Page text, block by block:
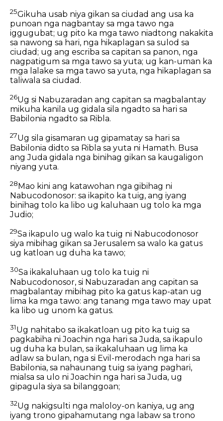
25Gikuha usab niya gikan sa ciudad ang usa ka
punoan nga nagbantay sa mga tawo nga
iggugubat; ug pito ka mga tawo niadtong nakakita
sa nawong sa hari, nga hikaplagan sa sulod sa
ciudad; ug ang escriba sa capitan sa panon, nga
nagpatigum sa mga tawo sa yuta; ug kan-uman ka
mga lalake sa mga tawo sa yuta, nga hikaplagan sa
taliwala sa ciudad.
26Ug si Nabuzaradan ang capitan sa magbalantay
mikuha kanila ug gidala sila ngadto sa hari sa
Babilonia ngadto sa Ribla.
27Ug sila gisamaran ug gipamatay sa hari sa
Babilonia didto sa Ribla sa yuta ni Hamath. Busa
ang Juda gidala nga binihag gikan sa kaugaligon
niyang yuta.
28Mao kini ang katawohan nga gibihag ni
Nabucodonosor: sa ikapito ka tuig, ang iyang
binihag tolo ka libo ug kaluhaan ug tolo ka mga
Judio;
29Sa ikapulo ug walo ka tuig ni Nabucodonosor
siya mibihag gikan sa Jerusalem sa walo ka gatus
ug katloan ug duha ka tawo;
30Sa ikakaluhaan ug tolo ka tuig ni
Nabucodonosor, si Nabuzaradan ang capitan sa
magbalantay mibihag pito ka gatus kap-atan ug
lima ka mga tawo: ang tanang mga tawo may upat
ka libo ug unom ka gatus.
31Ug nahitabo sa ikakatloan ug pito ka tuig sa
pagkabiha ni Joachin nga hari sa Juda, sa ikapulo
ug duha ka bulan, sa ikakaluhaan ug lima ka
adlaw sa bulan, nga si Evil-merodach nga hari sa
Babilonia, sa nahaunang tuig sa iyang paghari,
mialsa sa ulo ni Joachin nga hari sa Juda, ug
gipagula siya sa bilanggoan;
32Ug nakigsulti nga maloloy-on kaniya, ug ang
iyang trono gipahamutang nga labaw sa trono